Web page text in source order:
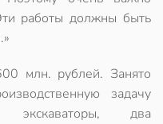
работы должны быть
млн. рублей. Занято
задачу
экскаваторы, два